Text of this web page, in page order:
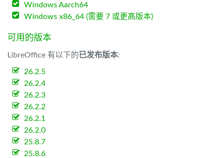
Windows Aarch64
Windows x86_64 (需要 7 或更高版本)
可用的版本
LibreOffice 有以下的已发布版本:
26.2.5
26.2.4
26.2.3
26.2.2
26.2.1
26.2.0
25.8.7
25.8.6